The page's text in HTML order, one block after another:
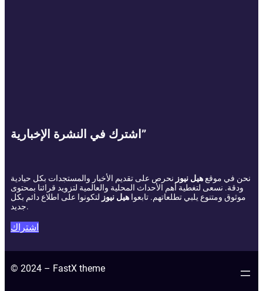
اشترك في النشرة الإخبارية”
نحن في موقعهيل نيوز نحرص على تقديم الأخبار والمستجدات بكل حيادية
ودقة. نسعى لتغطية أهم الأحداث المحلية والعالمية لتزويد قرائنا بمحتوى
موثوق ومتنوع يلبي تطلعاتهم. تابعوا هيل نيوز لتكونوا على اطلاع دائم بكل
جديد.
اشتراك
© 2024 – FastX theme